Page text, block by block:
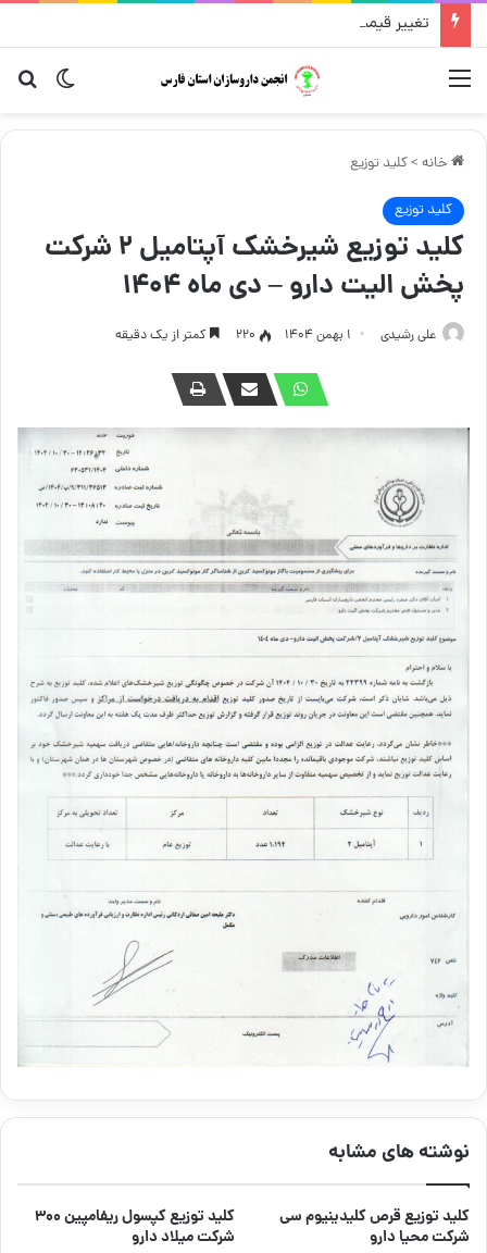
تغییر قیمت مکمل و گیاهی ۱۴ مرداد
تغییر منو
خانه >کلید توزیع
کلید توزیع
کلید توزیع شیرخشک آپتامیل ۲ شرکت
پخش الیت دارو – دی ماه ۱۴۰۴
علی رشیدی ۱ بهمن ۱۴۰۴ 220 کمتر از یک دقیقه
نوشته های مشابه
کلید توزیع قرص کلیدینیوم سی
شرکت محیا دارو
کلید توزیع کپسول ریفامپین ۳۰۰
شرکت میلاد دارو